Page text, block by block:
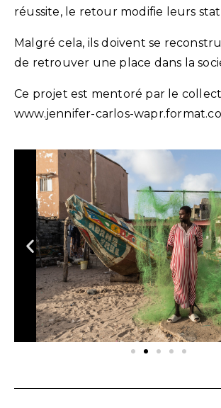
réussite, le retour modifie leurs
Malgré cela, ils doivent se
de retrouver une place dans la
Ce projet est mentoré par le
www.jennifer-carlos-